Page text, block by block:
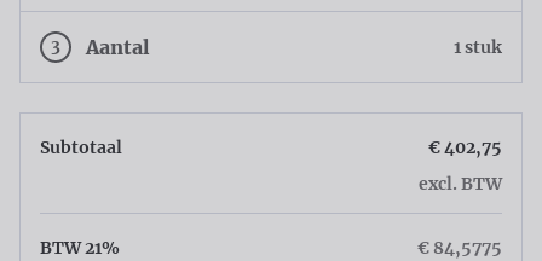
3 Aantal 1 stuk
Subtotaal
€ 402,75
excl. BTW
BTW 21% € 84,5775